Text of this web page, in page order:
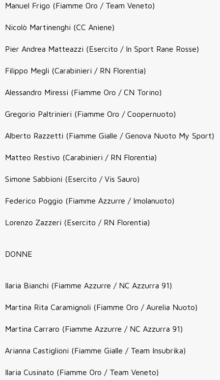
Manuel Frigo (Fiamme Oro / Team Veneto)
Nicolò Martinenghi (CC Aniene)
Pier Andrea Matteazzi (Esercito / In Sport Rane Rosse)
Filippo Megli (Carabinieri / RN Florentia)
Alessandro Miressi (Fiamme Oro / CN Torino)
Gregorio Paltrinieri (Fiamme Oro / Coopernuoto)
Alberto Razzetti (Fiamme Gialle / Genova Nuoto My Sport)
Matteo Restivo (Carabinieri / RN Florentia)
Simone Sabbioni (Esercito / Vis Sauro)
Federico Poggio (Fiamme Azzurre / Imolanuoto)
Lorenzo Zazzeri (Esercito / RN Florentia)
DONNE
Ilaria Bianchi (Fiamme Azzurre / NC Azzurra 91)
Martina Rita Caramignoli (Fiamme Oro / Aurelia Nuoto)
Martina Carraro (Fiamme Azzurre / NC Azzurra 91)
Arianna Castiglioni (Fiamme Gialle / Team Insubrika)
Ilaria Cusinato (Fiamme Oro / Team Veneto)